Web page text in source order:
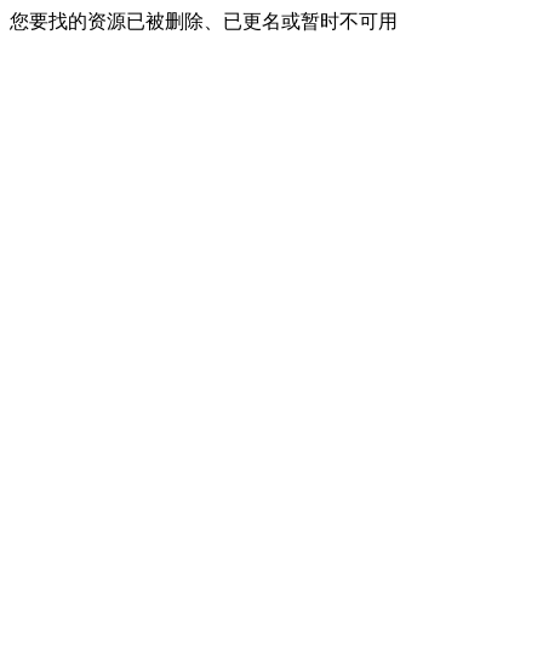
您要找的资源已被删除、已更名或暂时不可用